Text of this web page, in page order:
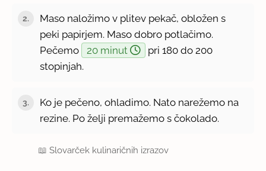
2.
Maso naložimo v plitev pekač, obložen s
peki papirjem. Maso dobro potlačimo.
Pečemo
20 minut
pri 180 do 200
stopinjah.
3.
Ko je pečeno, ohladimo. Nato narežemo na
rezine. Po želji premažemo s čokolado.
📖Slovarček kulinaričnih izrazov